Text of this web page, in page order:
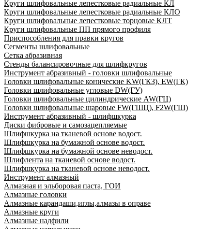
Круги шлифовальные лепестковые радиальные КЛ
Круги шлифовальные лепестковые радиальные КЛО
Круги шлифовальные лепестковые торцовые КЛТ
Круги шлифовальные ПП прямого профиля
Приспособления для правки кругов
Сегменты шлифовальные
Сетка абразивная
Стенды балансировочные для шлифкругов
Инструмент абразивный - головки шлифовальные
Головки шлифовальные конические KW(ГКЗ), EW(ГК)
Головки шлифовальные угловые DW(ГУ)
Головки шлифовальные цилиндрические AW(ГЦ)
Головки шлифовальные шаровые FW(ГШЦ), F2W(ГШ)
Инструмент абразивный - шлифшкурка
Диски фибровые и самозацепляемые
Шлифшкурка на тканевой основе водост.
Шлифшкурка на бумажной основе водост.
Шлифшкурка на бумажной основе неводост.
Шлифлента на тканевой основе водост.
Шлифшкурка на тканевой основе неводост.
Инструмент алмазный
Алмазная и эльборовая паста, ГОИ
Алмазные головки
Алмазные карандаши,иглы,алмазы в оправе
Алмазные круги
Алмазные надфили